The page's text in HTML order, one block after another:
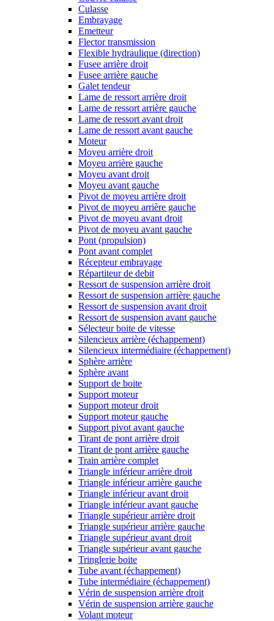
Culasse
Embrayage
Emetteur
Flector transmission
Flexible hydraulique (direction)
Fusee arrière droit
Fusee arrière gauche
Galet tendeur
Lame de ressort arrière droit
Lame de ressort arrière gauche
Lame de ressort avant droit
Lame de ressort avant gauche
Moteur
Moyeu arrière droit
Moyeu arrière gauche
Moyeu avant droit
Moyeu avant gauche
Pivot de moyeu arrière droit
Pivot de moyeu arrière gauche
Pivot de moyeu avant droit
Pivot de moyeu avant gauche
Pont (propulsion)
Pont avant complet
Récepteur embrayage
Répartiteur de debit
Ressort de suspension arrière droit
Ressort de suspension arrière gauche
Ressort de suspension avant droit
Ressort de suspension avant gauche
Sélecteur boite de vitesse
Silencieux arrière (échappement)
Silencieux intermédiaire (échappement)
Sphère arrière
Sphère avant
Support de boite
Support moteur
Support moteur droit
Support moteur gauche
Support pivot avant gauche
Tirant de pont arrière droit
Tirant de pont arrière gauche
Train arrière complet
Triangle inférieur arrière droit
Triangle inférieur arrière gauche
Triangle inférieur avant droit
Triangle inférieur avant gauche
Triangle supérieur arrière droit
Triangle supérieur arrière gauche
Triangle supérieur avant droit
Triangle supérieur avant gauche
Tringlerie boite
Tube avant (échappement)
Tube intermédiaire (échappement)
Vérin de suspension arrière droit
Vérin de suspension arrière gauche
Volant moteur